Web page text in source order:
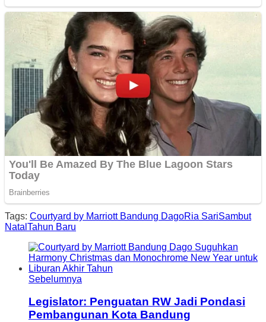
Tags: Courtyard by Marriott Bandung DagoRia SariSambut
Natal Tahun Baru
Sebelumnya
Legislator: Penguatan RW Jadi Pondasi
Pembangunan Kota Bandung